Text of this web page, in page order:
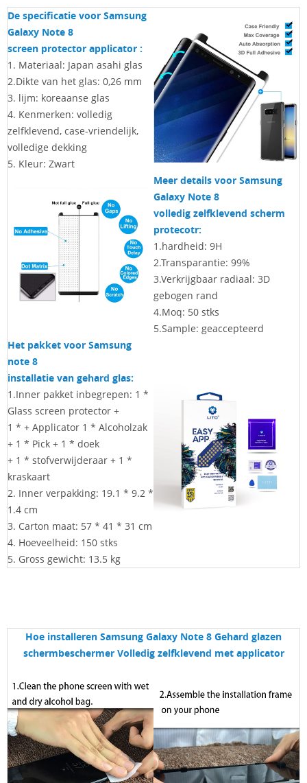
De specificatie voor Samsung
Galaxy Note 8
screen protector applicator :
1. Materiaal: Japan asahi glas
2.Dikte van het glas: 0,26 mm
3. lijm: koreaanse glas
4. Kenmerken: volledig
zelfklevend, case-vriendelijk,
volledige dekking
5. Kleur: Zwart
Meer details voor Samsung
Galaxy Note 8
volledig zelfklevend scherm
protecotr:
1.hardheid: 9H
2.Transparantie: 99%
3.Verkrijgbaar radiaal: 3D
gebogen rand
4.Moq: 50 stks
5.Sample: geaccepteerd
Het pakket voor Samsung
note 8
installatie van gehard glas:
1.Inner pakket inbegrepen: 1 *
Glass screen protector +
1 * + Applicator 1 * Alcoholzak
+ 1 * Pick + 1 * doek
+ 1 * stofverwijderaar + 1 *
kraskaart
2. Inner verpakking: 19.1 * 9.2 *
1.4 cm
3. Carton maat: 57 * 41 * 31 cm
4. Hoeveelheid: 150 stks
5. Gross gewicht: 13.5 kg
Hoe installeren Samsung Galaxy Note 8 Gehard glazen
schermbeschermer Volledig zelfklevend met applicator